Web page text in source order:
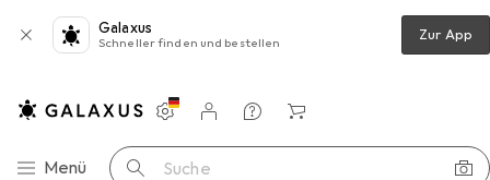
Galaxus
Schneller finden und bestellen Zur App
Navigation nach Kategorien
Menü Suche
Einstellungen
Kundenkonto
Vergleichslisten
Merklisten
Warenkorb